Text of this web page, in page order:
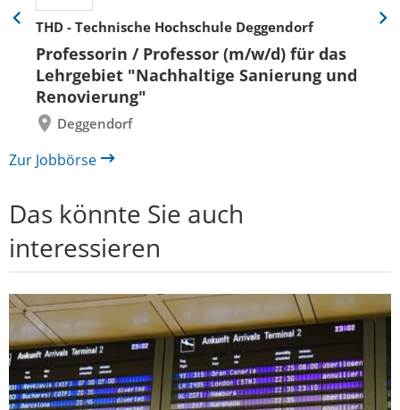
THD - Technische Hochschule Deggendorf
Professorin / Professor (m/w/d) für das
Lehrgebiet "Nachhaltige Sanierung und
Renovierung"
Deggendorf
Eine
zurück
Eine
Zur Jobbörse
Das könnte Sie auch
interessieren